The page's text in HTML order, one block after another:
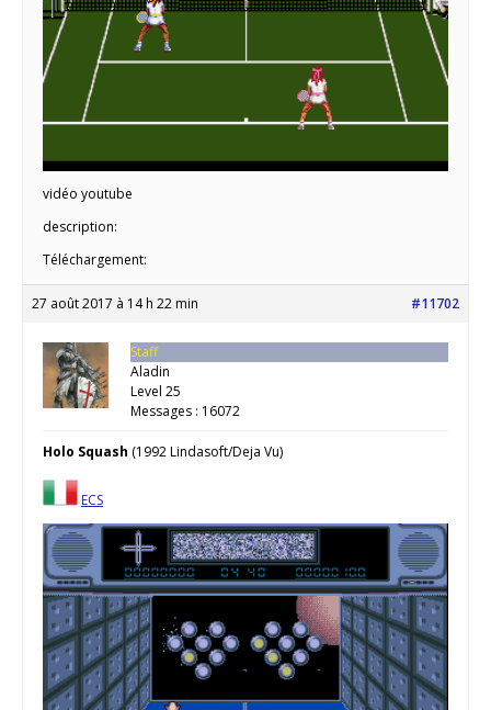
vidéo youtube
description:
Téléchargement:
27 août 2017 à 14 h 22 min #11702
Staff
Aladin
Level 25
Messages : 16072
Holo Squash (1992 Lindasoft/Deja Vu)
ECS